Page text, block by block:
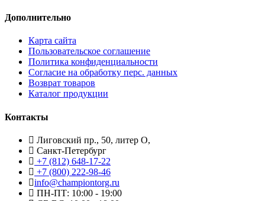
Дополнительно
Карта сайта
Пользовательское соглашение
Политика конфиденциальности
Согласие на обработку перс. данных
Возврат товаров
Каталог продукции
Контакты
Лиговский пр., 50, литер О,
Санкт-Петербург
+7 (812) 648-17-22
+7 (800) 222-98-46
info@championtorg.ru
ПН-ПТ: 10:00 - 19:00